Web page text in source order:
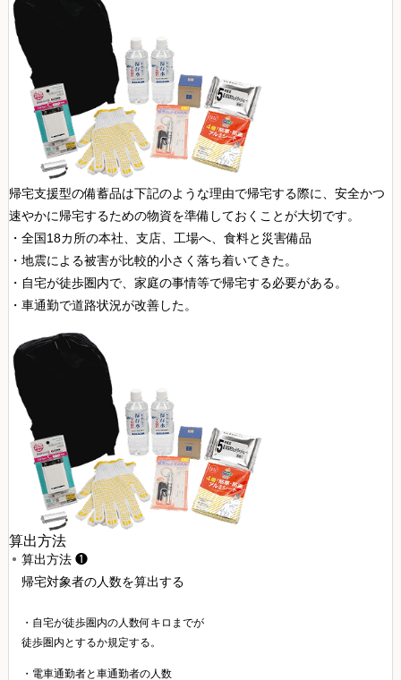
帰宅支援型の備蓄品は下記のような理由で帰宅する際に、安全かつ
速やかに帰宅するための物資を準備しておくことが大切です。
・全国18カ所の本社、支店、工場へ、食料と災害備品
・地震による被害が比較的小さく落ち着いてきた。
・自宅が徒歩圏内で、家庭の事情等で帰宅する必要がある。
・車通勤で道路状況が改善した。
算出方法
算出方法 ❶
帰宅対象者の人数を算出する
・自宅が徒歩圏内の人数何キロまでが
徒歩圏内とするか規定する。
・電車通勤者と車通勤者の人数